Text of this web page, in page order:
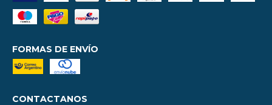
FORMAS DE ENVÍO
CONTACTANOS